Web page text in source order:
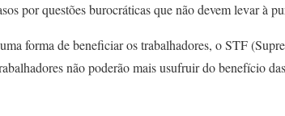
por questões burocráticas que não devem levar à
forma de beneficiar os trabalhadores, o STF
não poderão mais usufruir do benefício